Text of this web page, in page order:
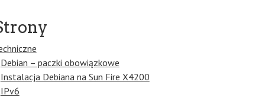
Debian – paczki obowiązkowe
Instalacja Debiana na Sun Fire X4200
IPv6